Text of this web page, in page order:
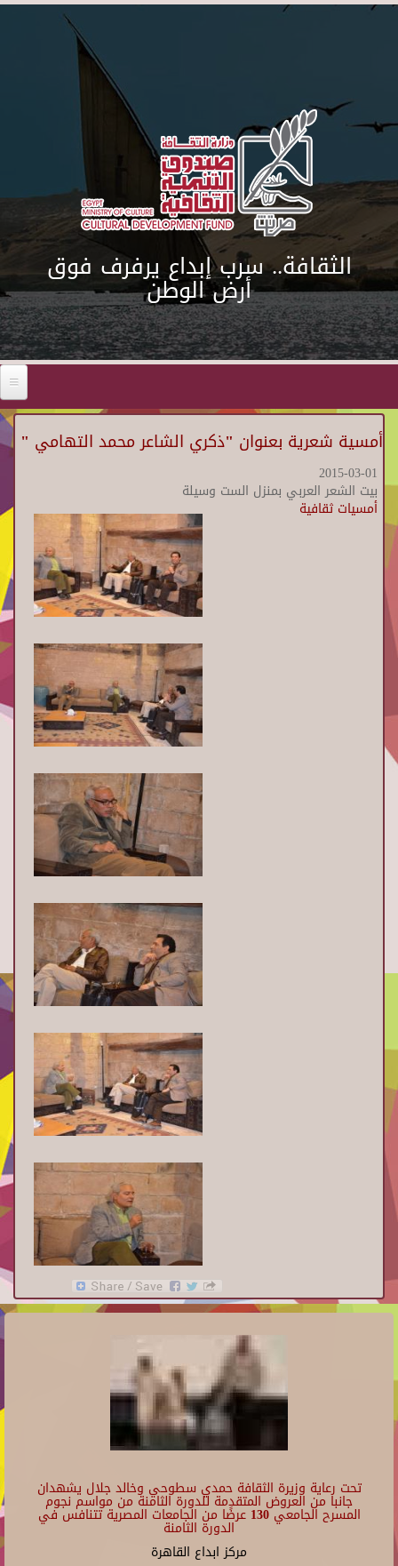
Skip to main content
الثقافة.. سرب إبداع يرفرف فوق
أرض الوطن
أمسية شعرية بعنوان "ذكري الشاعر محمد التهامي "
2015-03-01
بيت الشعر العربي بمنزل الست وسيلة
أمسيات ثقافية
تحت رعاية وزيرة الثقافة حمدي سطوحي وخالد جلال يشهدان
جانبا من العروض المتقدمة للدورة الثامنة من مواسم نجوم
المسرح الجامعي 130 عرضًا من الجامعات المصرية تتنافس في
الدورة الثامنة
مركز ابداع القاهرة